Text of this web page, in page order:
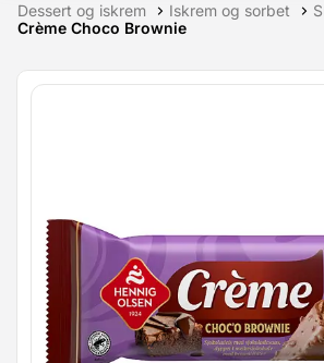
Dessert og iskrem Iskrem og sorbet
Crème Choco Brownie